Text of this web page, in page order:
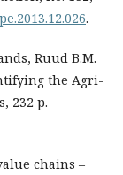
.
Ruud B.M.
the Agri-
232 р.
chains –